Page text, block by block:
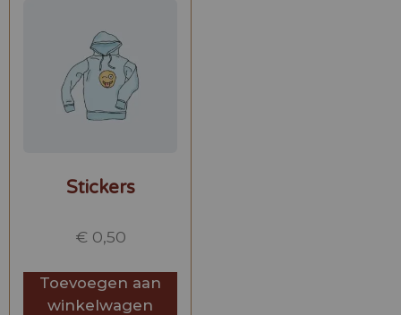
Stickers
€0,50
Toevoegen aan
winkelwagen